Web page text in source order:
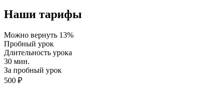
Наши тарифы
Можно вернуть 13%
Пробный урок
Длительность урока
30 мин.
За пробный урок
500 ₽